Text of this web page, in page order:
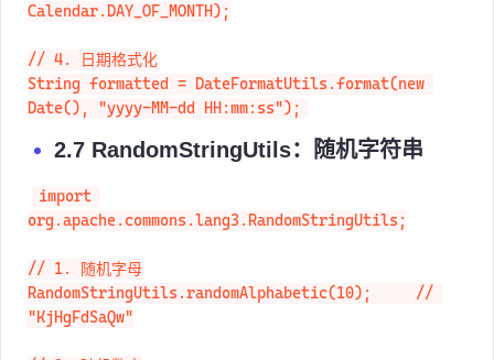
Date truncated = DateUtils.truncate(new Date(),
// 4. 日期格式化
String formatted = DateFormatUtils.format(new
import
// 1. 随机字母
RandomStringUtils.randomAlphabetic(10);     //